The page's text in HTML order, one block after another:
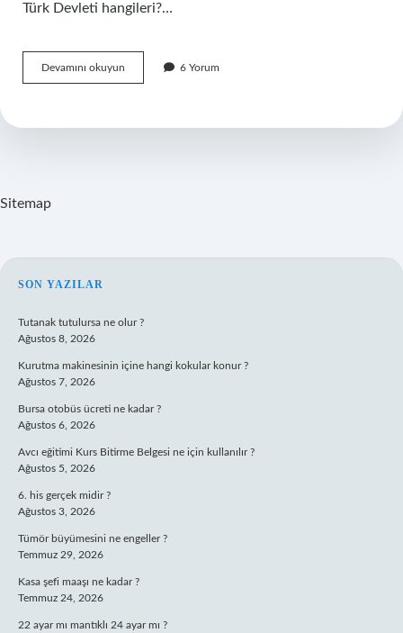
Türk Devleti hangileri?…
Devamını okuyun
Tane
Var
6 Yorum
Sitemap
SIDEBAR
SON YAZILAR
Tutanak tutulursa ne olur ?
Ağustos 8, 2026
Kurutma makinesinin içine hangi kokular konur ?
Ağustos 7, 2026
Bursa otobüs ücreti ne kadar ?
Ağustos 6, 2026
Avcı eğitimi Kurs Bitirme Belgesi ne için kullanılır ?
Ağustos 5, 2026
6. his gerçek midir ?
Ağustos 3, 2026
Tümör büyümesini ne engeller ?
Temmuz 29, 2026
Kasa şefi maaşı ne kadar ?
Temmuz 24, 2026
22 ayar mı mantıklı 24 ayar mı ?